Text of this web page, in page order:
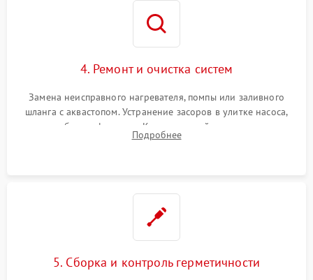
4. Ремонт и очистка систем
Замена неисправного нагревателя, помпы или заливного
шланга с аквастопом. Устранение засоров в улитке насоса,
патрубках и фильтрах. Компонентный ремонт платы
управления, восстановление поврежденной проводки.
Подробнее
5. Сборка и контроль герметичности